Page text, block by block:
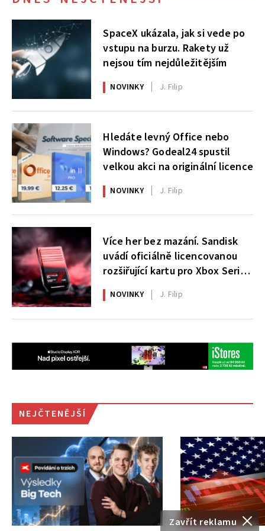
Zavřít reklamu
SpaceX ukázala, jak si vede po
vstupu na burzu. Rakety už
nejsou tím nejdůležitějším
NOVINKY J. Filip
Hledáte levný Office nebo
Windows? Godeal24 spustil
velkou akci na originální licence
NOVINKY J. Filip
Více her bez mazání. Sandisk
uvádí oficiálně licencovanou
rozšiřující kartu pro Xbox Series
X|S
NOVINKY J. Filip
NEJČTENĚJŠÍ